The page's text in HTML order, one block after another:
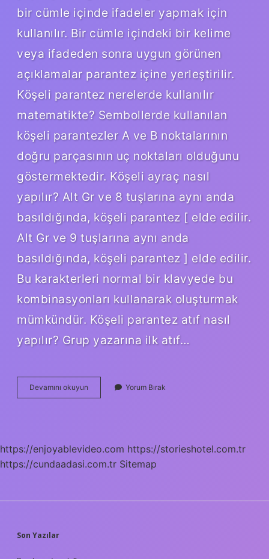
bir cümle içinde ifadeler yapmak için
kullanılır. Bir cümle içindeki bir kelime
veya ifadeden sonra uygun görünen
açıklamalar parantez içine yerleştirilir.
Köşeli parantez nerelerde kullanılır
matematikte? Sembollerde kullanılan
köşeli parantezler A ve B noktalarının
doğru parçasının uç noktaları olduğunu
göstermektedir. Köşeli ayraç nasıl
yapılır? Alt Gr ve 8 tuşlarına aynı anda
basıldığında, köşeli parantez [ elde edilir.
Alt Gr ve 9 tuşlarına aynı anda
basıldığında, köşeli parantez ] elde edilir.
Bu karakterleri normal bir klavyede bu
kombinasyonları kullanarak oluşturmak
mümkündür. Köşeli parantez atıf nasıl
yapılır? Grup yazarına ilk atıf…
Devamını okuyun
Ayraç
Yorum Bırak
https://enjoyablevideo.com https://storieshotel.com.tr
https://cundaadasi.com.tr Sitemap
SIDEBAR
Son Yazılar